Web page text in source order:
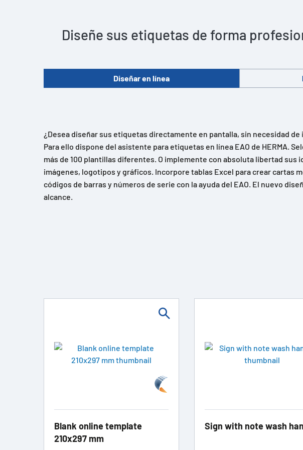
Diseñe sus etiquetas de forma
Diseñar en línea
¿Desea diseñar sus etiquetas directamente en pantalla, sin necesidad
Para ello dispone del asistente para etiquetas en línea EAO de HERMA.
más de 100 plantillas diferentes. O implemente con absoluta libertad sus
imágenes, logotipos y gráficos. Incorpore tablas Excel para crear cartas
códigos de barras y números de serie con la ayuda del EAO. El nuevo
alcance.
Blank online template
210x297 mm
Sign with note wash